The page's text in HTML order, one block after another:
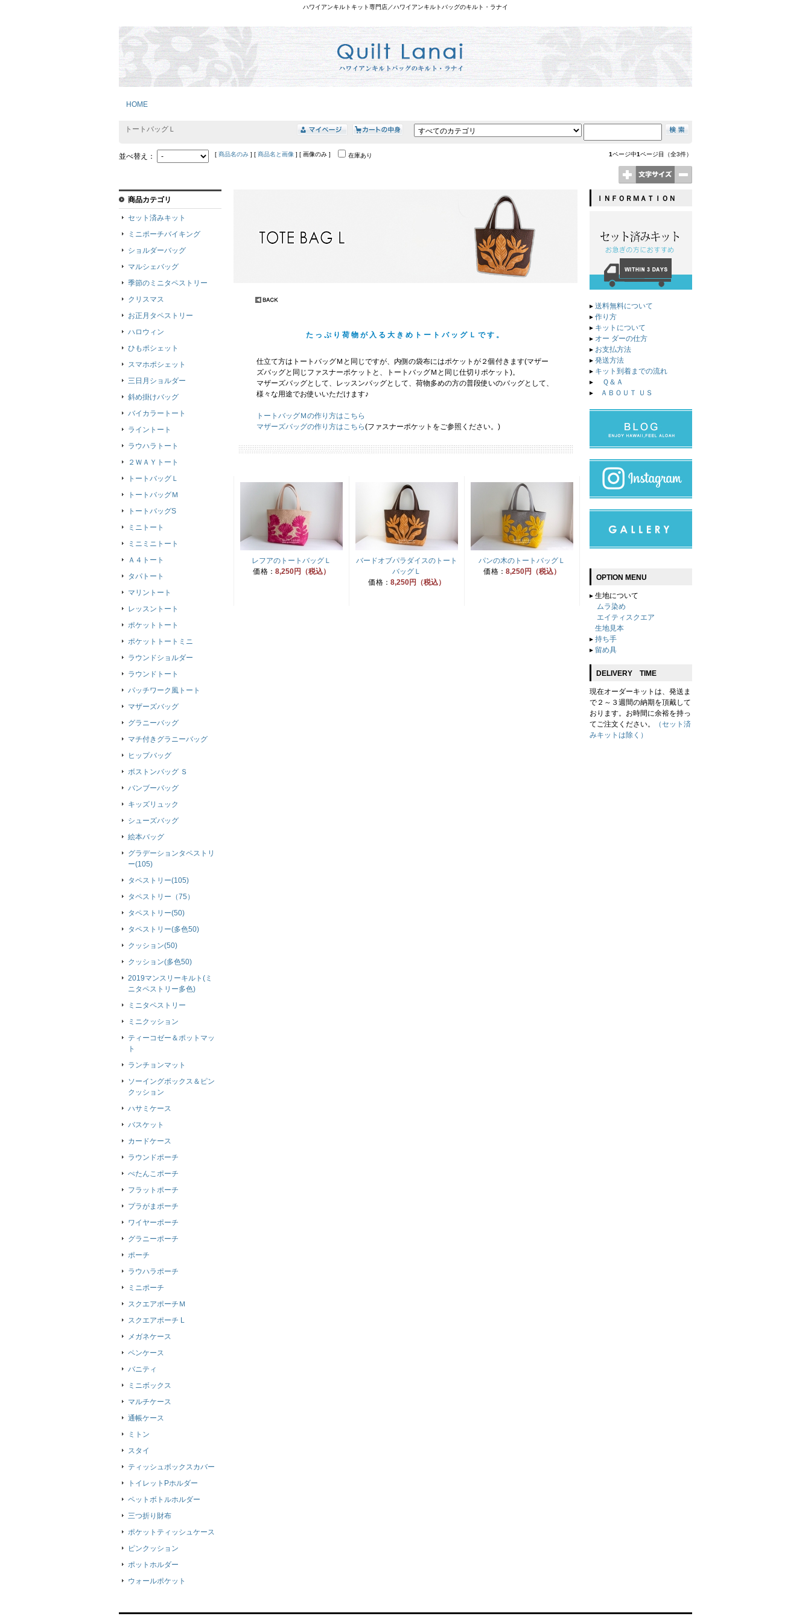
ハワイアンキルトキット専門店／ハワイアンキルトバッグのキルト・ラナイ
HOME
トートバッグＬ
並べ替え： [ 商品名のみ ] [ 商品名と画像 ] [ 画像のみ ] 在庫あり 1ページ中1ページ目（全3件）
たっぷり荷物が入る大きめトートバッグＬです。
仕立て方はトートバッグＭと同じですが、内側の袋布にはポケットが２個付きます(マザー
ズバッグと同じファスナーポケットと、トートバッグＭと同じ仕切りポケット)。
マザーズバッグとして、レッスンバッグとして、荷物多めの方の普段使いのバッグとして、
様々な用途でお使いいただけます♪
トートバッグＭの作り方はこちら
マザーズバッグの作り方はこちら(ファスナーポケットをご参照ください。)
レフアのトートバッグＬ
価格： 8,250円（税込）
バードオブパラダイスのトート
バッグＬ
価格： 8,250円（税込）
パンの木のトートバッグＬ
価格： 8,250円（税込）
商品カテゴリ
セット済みキット
ミニポーチバイキング
ショルダーバッグ
マルシェバッグ
季節のミニタペストリー
クリスマス
お正月タペストリー
ハロウィン
ひもポシェット
スマホポシェット
三日月ショルダー
斜め掛けバッグ
バイカラートート
ライントート
ラウハラトート
２ＷＡＹトート
トートバッグＬ
トートバッグＭ
トートバッグS
ミニトート
ミニミニトート
Ａ４トート
タパトート
マリントート
レッスントート
ポケットトート
ポケットトートミニ
ラウンドショルダー
ラウンドトート
パッチワーク風トート
マザーズバッグ
グラニーバッグ
マチ付きグラニーバッグ
ヒップバッグ
ボストンバッグ Ｓ
バンブーバッグ
キッズリュック
シューズバッグ
絵本バッグ
グラデーションタペストリ
ー(105)
タペストリー(105)
タペストリー（75）
タペストリー(50)
タペストリー(多色50)
クッション(50)
クッション(多色50)
2019マンスリーキルト(ミ
ニタペストリー多色)
ミニタペストリー
ミニクッション
ティーコゼー＆ポットマッ
ト
ランチョンマット
ソーイングボックス＆ピン
クッション
ハサミケース
バスケット
カードケース
ラウンドポーチ
ぺたんこポーチ
フラットポーチ
プラがまポーチ
ワイヤーポーチ
グラニーポーチ
ポーチ
ラウハラポーチ
ミニポーチ
スクエアポーチＭ
スクエアポーチ L
メガネケース
ペンケース
バニティ
ミニボックス
マルチケース
通帳ケース
ミトン
スタイ
ティッシュボックスカバー
トイレットPホルダー
ペットボトルホルダー
三つ折り財布
ポケットティッシュケース
ピンクッション
ポットホルダー
ウォールポケット
ＩＮＦＯＲＭＡＴＩＯＮ
▸ 送料無料について
▸ 作り方
▸ キットについて
▸ オー ダーの仕方
▸ お支払方法
▸ 発送方法
▸ キット到着までの流れ
▸
Ｑ＆Ａ
▸
ＡＢＯＵＴ ＵＳ
OPTION MENU
▸ 生地について
ムラ染め
エイティスクエア
生地見本
▸ 持ち手
▸ 留め具
DELIVERY TIME
現在オーダーキットは、発送ま
で２～３週間の納期を頂戴して
おります。お時間に余裕を持っ
てご注文ください。
（セット済
みキットは除く）